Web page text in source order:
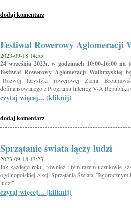
dodaj komentarz
Festiwal Rowerowy Aglomeracji
2023-09-18 14:55
24 września 2023r. w godzinach 10:00-16:00 na
Festiwal Rowerowy Aglomeracji Wałbrzyskiej
"Rozwój turystyki rowerowej Ziemi
dofinansowanego z Programu Interreg V-A Republika
czytaj więcej... (kliknij)
dodaj komentarz
Sprzątanie świata łączy ludzi
2023-09-18 13:23
Jak każdego roku, również i tym razem uczniowie
ogólnopolskiej Akcji Sprzątania Świata. Tegorocznym
ludzi”.
czytaj więcej... (kliknij)